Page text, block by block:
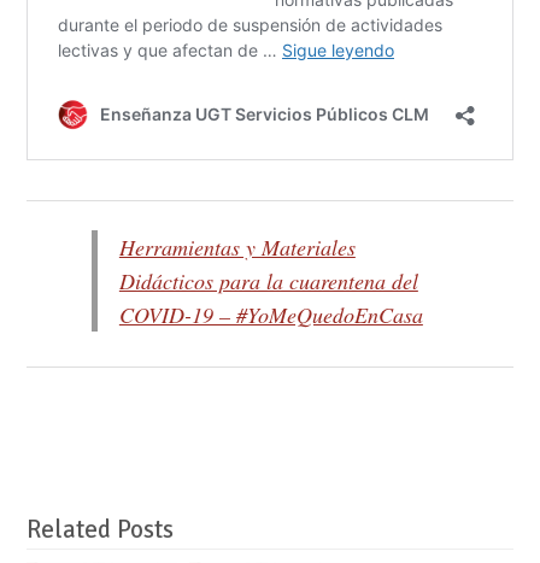
Herramientas y Materiales
Didácticos para la cuarentena del
COVID-19 – #YoMeQuedoEnCasa
Related Posts